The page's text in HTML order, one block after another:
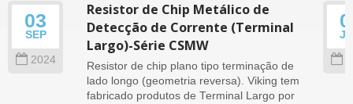
03
SEP
2024
Resistor de Chip Metálico de
Detecção de Corrente (Terminal
Largo)-Série CSMW
Resistor de chip plano tipo terminação de
lado longo (geometria reversa). Viking tem
fabricado produtos de Terminal Largo por